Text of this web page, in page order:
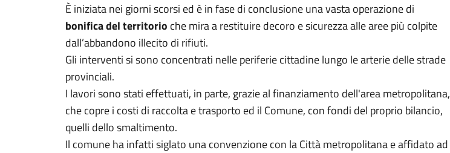
È iniziata nei giorni scorsi ed è in fase di conclusione una vasta operazione di
bonifica del territorio che mira a restituire decoro e sicurezza alle aree più colpite
dall’abbandono illecito di rifiuti.
Gli interventi si sono concentrati nelle periferie cittadine lungo le arterie delle strade
provinciali.
I lavori sono stati effettuati, in parte, grazie al finanziamento dell'area metropolitana,
che copre i costi di raccolta e trasporto ed il Comune, con fondi del proprio bilancio,
quelli dello smaltimento.
Il comune ha infatti siglato una convenzione con la Città metropolitana e affidato ad